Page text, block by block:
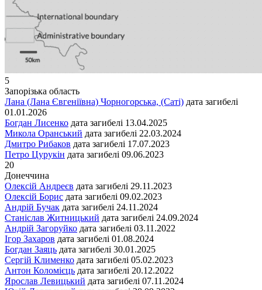
5
Запорізька область
Лана (Лана Євгеніївна) Чорногорська, (Саті) дата загибелі
01.01.2026
Богдан Лисенко дата загибелі 13.04.2025
Микола Оранський дата загибелі 22.03.2024
Дмитро Рибаков дата загибелі 17.07.2023
Петро Цурукін дата загибелі 09.06.2023
20
Донеччина
Олексій Андреєв дата загибелі 29.11.2023
Олексій Борис дата загибелі 09.02.2023
Андрій Бучак дата загибелі 24.11.2024
Станіслав Житницький дата загибелі 24.09.2024
Андрій Загоруйко дата загибелі 03.11.2022
Ігор Захаров дата загибелі 01.08.2024
Богдан Заяць дата загибелі 30.01.2025
Сергій Клименко дата загибелі 05.02.2023
Антон Коломієць дата загибелі 20.12.2022
Ярослав Левицький дата загибелі 07.11.2024